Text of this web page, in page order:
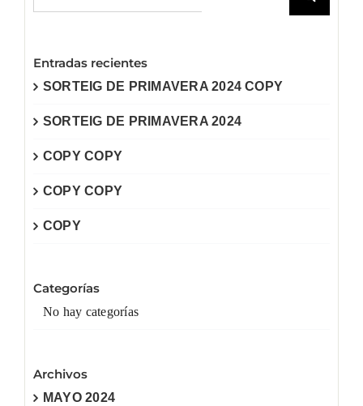
Entradas recientes
SORTEIG DE PRIMAVERA 2024 COPY
SORTEIG DE PRIMAVERA 2024
COPY COPY
COPY COPY
COPY
Categorías
No hay categorías
Archivos
MAYO 2024